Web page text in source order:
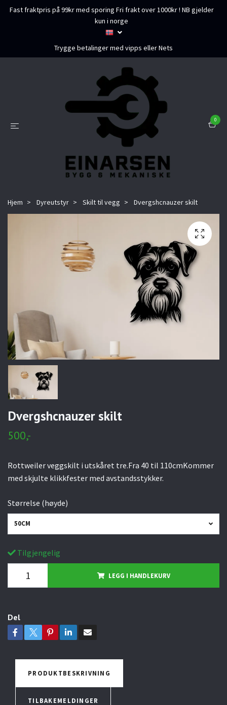
Fast fraktpris på 99kr med sporing Fri frakt over 1000kr ! NB gjelder
kun i norge
Trygge betalinger med vipps eller Nets
0
Hjem Dyreutstyr Skilt til vegg Dvergshcnauzer skilt
Dvergshcnauzer skilt
500,-
Rottweiler veggskilt i utskåret tre.Fra 40 til 110cmKommer
med skjulte klikkfester med avstandsstykker.
Størrelse (høyde)
50CM
Tilgjengelig
LEGG I HANDLEKURV
Del
PRODUKTBESKRIVNING
TILBAKEMELDINGER